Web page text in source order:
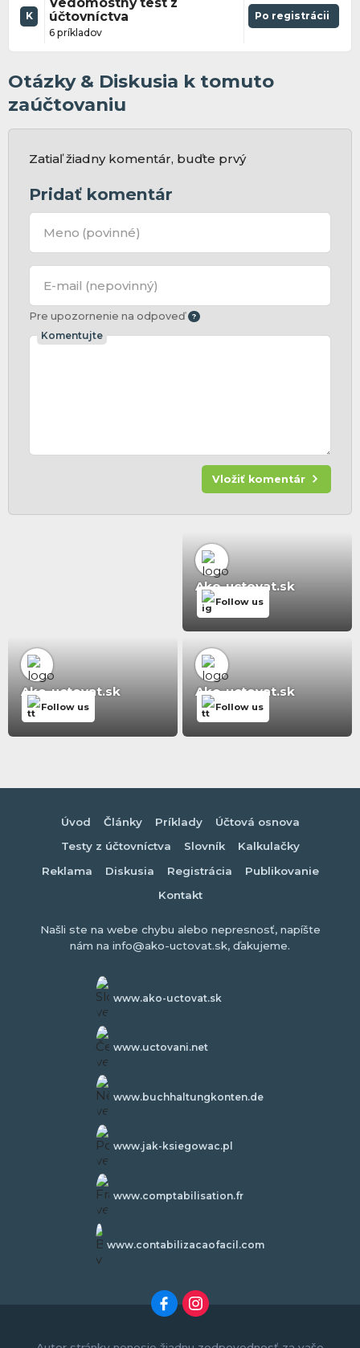
K
Vedomostný test z
účtovníctva
6 príkladov
Po registrácii
Otázky & Diskusia k tomuto
zaúčtovaniu
Zatiaľ žiadny komentár, buďte prvý
Pridať komentár
Meno (povinné)
E-mail (nepovinný)
Pre upozornenie na odpoveď
Komentujte
Vložiť komentár
Ako-uctovat.sk
Follow us
Ako-uctovat.sk
Follow us
Ako-uctovat.sk
Follow us
Úvod Články Príklady
Účtová osnova
Testy z účtovníctva
Slovník
Kalkulačky
Reklama
Diskusia Registrácia
Publikovanie
Kontakt
Našli ste na webe chybu alebo nepresnosť, napíšte
nám na info@ako-uctovat.sk, ďakujeme.
www.ako-uctovat.sk
www.uctovani.net
www.buchhaltungkonten.de
www.jak-ksiegowac.pl
www.comptabilisation.fr
www.contabilizacaofacil.com